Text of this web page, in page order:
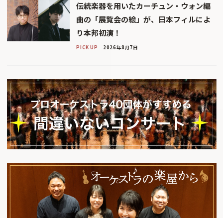
伝統楽器を用いたカーチュン・ウォン編
曲の「展覧会の絵」が、日本フィルによ
り本邦初演！
PICK UP 2026年8月7日